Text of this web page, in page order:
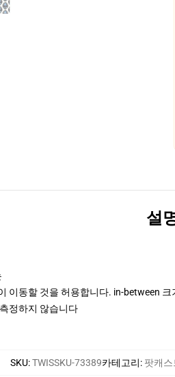
설
이동할 것을 허용합니다. in-between
정하지 않습니다
SKU:TWISSKU-73389카테고리: 팟캐